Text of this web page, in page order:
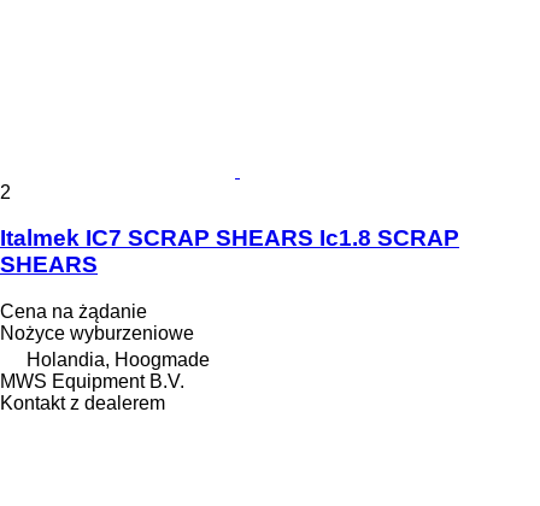
2
Italmek IC7 SCRAP SHEARS Ic1.8 SCRAP
SHEARS
Cena na żądanie
Nożyce wyburzeniowe
Holandia, Hoogmade
MWS Equipment B.V.
Kontakt z dealerem